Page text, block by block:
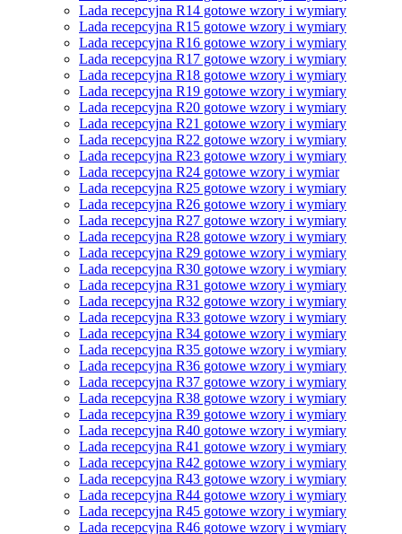
Lada recepcyjna R14 gotowe wzory i wymiary
Lada recepcyjna R15 gotowe wzory i wymiary
Lada recepcyjna R16 gotowe wzory i wymiary
Lada recepcyjna R17 gotowe wzory i wymiary
Lada recepcyjna R18 gotowe wzory i wymiary
Lada recepcyjna R19 gotowe wzory i wymiary
Lada recepcyjna R20 gotowe wzory i wymiary
Lada recepcyjna R21 gotowe wzory i wymiary
Lada recepcyjna R22 gotowe wzory i wymiary
Lada recepcyjna R23 gotowe wzory i wymiary
Lada recepcyjna R24 gotowe wzory i wymiar
Lada recepcyjna R25 gotowe wzory i wymiary
Lada recepcyjna R26 gotowe wzory i wymiary
Lada recepcyjna R27 gotowe wzory i wymiary
Lada recepcyjna R28 gotowe wzory i wymiary
Lada recepcyjna R29 gotowe wzory i wymiary
Lada recepcyjna R30 gotowe wzory i wymiary
Lada recepcyjna R31 gotowe wzory i wymiary
Lada recepcyjna R32 gotowe wzory i wymiary
Lada recepcyjna R33 gotowe wzory i wymiary
Lada recepcyjna R34 gotowe wzory i wymiary
Lada recepcyjna R35 gotowe wzory i wymiary
Lada recepcyjna R36 gotowe wzory i wymiary
Lada recepcyjna R37 gotowe wzory i wymiary
Lada recepcyjna R38 gotowe wzory i wymiary
Lada recepcyjna R39 gotowe wzory i wymiary
Lada recepcyjna R40 gotowe wzory i wymiary
Lada recepcyjna R41 gotowe wzory i wymiary
Lada recepcyjna R42 gotowe wzory i wymiary
Lada recepcyjna R43 gotowe wzory i wymiary
Lada recepcyjna R44 gotowe wzory i wymiary
Lada recepcyjna R45 gotowe wzory i wymiary
Lada recepcyjna R46 gotowe wzory i wymiary